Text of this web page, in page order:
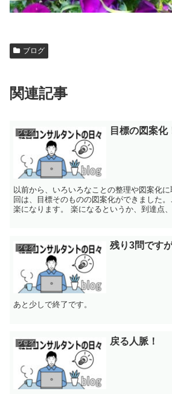
ブログ
関連記事
ブログ 目標の図案化
以前から、いろいろなことの整理や図案化
回は、目標そのものの図案化ができました
楽になります。 楽になるというか、到達点、そこに至るまでの行
ブログ 残り3問ですが
あと少しで終了です。
ブログ 戻る人脈！